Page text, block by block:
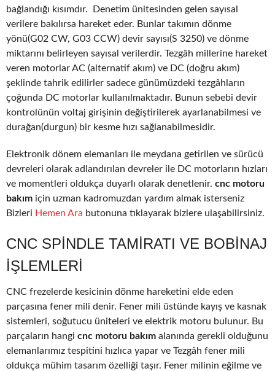
bağlandığı kısımdır. Denetim ünitesinden gelen sayısal
verilere bakılırsa hareket eder. Bunlar takımın dönme
yönü(G02 CW, G03 CCW) devir sayısı(S 3250) ve dönme
miktarını belirleyen sayısal verilerdir. Tezgâh millerine hareket
veren motorlar AC (alternatif akım) ve DC (doğru akım)
şeklinde tahrik edilirler sadece günümüzdeki tezgâhların
çoğunda DC motorlar kullanılmaktadır. Bunun sebebi devir
kontrolünün voltaj girişinin değiştirilerek ayarlanabilmesi ve
durağan(durgun) bir kesme hızı sağlanabilmesidir.
Elektronik dönem elemanları ile meydana getirilen ve sürücü
devreleri olarak adlandırılan devreler ile DC motorların hızları
ve momentleri oldukça duyarlı olarak denetlenir. cnc motoru
bakım için uzman kadromuzdan yardım almak isterseniz
Bizleri Hemen Ara butonuna tıklayarak bizlere ulaşabilirsiniz.
CNC SPINDLE TAMIRATI VE BOBINAJ
IŞLEMLERI
CNC frezelerde kesicinin dönme hareketini elde eden
parçasına fener mili denir. Fener mili üstünde kayış ve kasnak
sistemleri, soğutucu üniteleri ve elektrik motoru bulunur. Bu
parçaların hangi cnc motoru bakım alanında gerekli olduğunu
elemanlarımız tespitini hızlıca yapar ve Tezgâh fener mili
oldukça mühim tasarım özelliği taşır. Fener milinin eğilme ve